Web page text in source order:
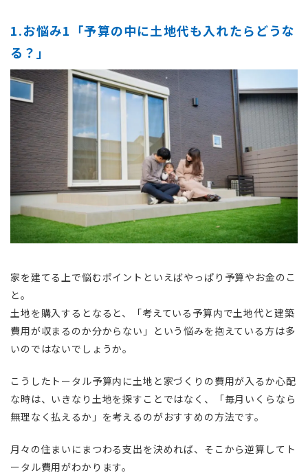
1.お悩み1「予算の中に土地代も入れたらどうな
る？」
家を建てる上で悩むポイントといえばやっぱり予算やお金のこ
と。
土地を購入するとなると、「考えている予算内で土地代と建築
費用が収まるのか分からない」という悩みを抱えている方は多
いのではないでしょうか。
こうしたトータル予算内に土地と家づくりの費用が入るか心配
な時は、いきなり土地を探すことではなく、「毎月いくらなら
無理なく払えるか」を考えるのがおすすめの方法です。
月々の住まいにまつわる支出を決めれば、そこから逆算してト
ータル費用がわかります。